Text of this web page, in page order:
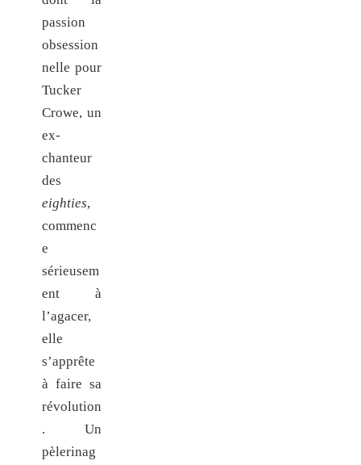
passion
obsession
nelle pour
Tucker
Crowe, un
ex-
chanteur
des
eighties,
commenc
e
sérieusem
ent à
l’agacer,
elle
s’apprête
à faire sa
révolution
. Un
pèlerinag